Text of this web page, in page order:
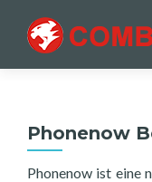
Phonenow
Phonenow ist eine